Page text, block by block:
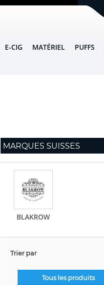
E-CIG MATÉRIEL PUFFS
MARQUES SUISSES
BLAKROW
Trier par
Tous les produits